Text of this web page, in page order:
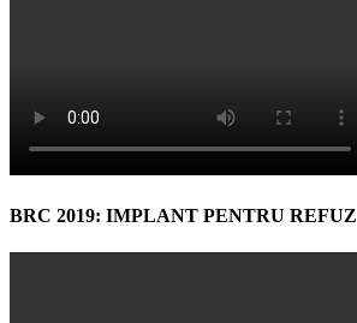
BRC 2019: IMPLANT PENTRU REFUZ